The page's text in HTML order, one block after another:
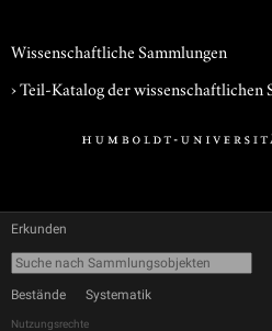
Wissenschaftliche Sammlungen
› Teil-Katalog der wissenschaftlichen
Erkunden
Bestände Systematik
Nutzungsrechte